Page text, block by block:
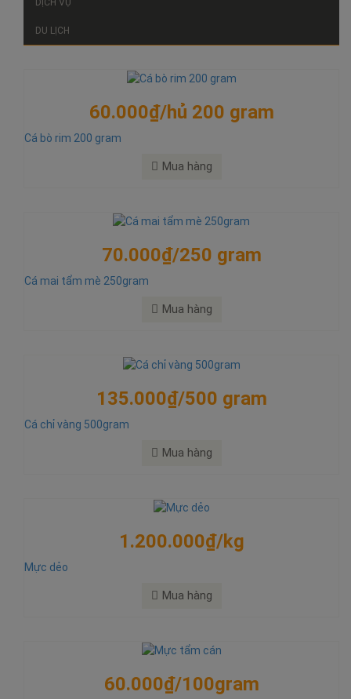
DỊCH VỤ
DU LỊCH
60.000₫/hủ 200 gram
Cá bò rim 200 gram
Mua hàng
70.000₫/250 gram
Cá mai tẩm mè 250gram
Mua hàng
135.000₫/500 gram
Cá chỉ vàng 500gram
Mua hàng
1.200.000₫/kg
Mực dẻo
Mua hàng
60.000₫/100gram